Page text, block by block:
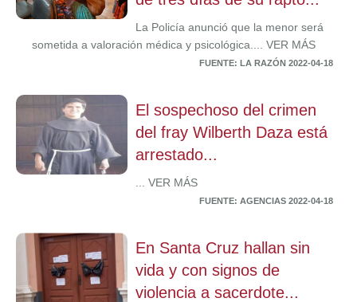
La Policía anunció que la menor será
sometida a valoración médica y psicológica.... VER MÁS
FUENTE: LA RAZÓN 2022-04-18
El sospechoso del crimen
del fray Wilberth Daza está
arrestado...
... VER MÁS
FUENTE: AGENCIAS 2022-04-18
En Santa Cruz hallan sin
vida y con signos de
violencia a sacerdote...